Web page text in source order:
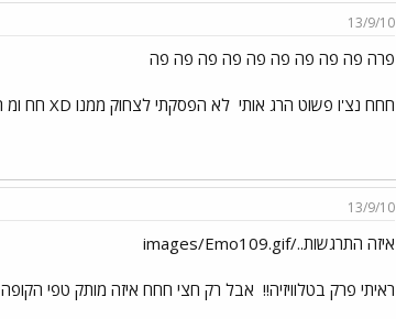
13/9/10
פרה פה פה פה פה פה פה פה פה פה
חחח נצ'ו פשוט הרג אותי לא הפסקתי לצחוק ממנו XD חח ומ ר בכלל, עם המכשיר הזה בפה
13/9/10
איזה התרגשות../images/Emo109.gif
ראיתי פרק בטלוויזיה!! אבל רק חצי חחח איזה מותק טפי הקופה